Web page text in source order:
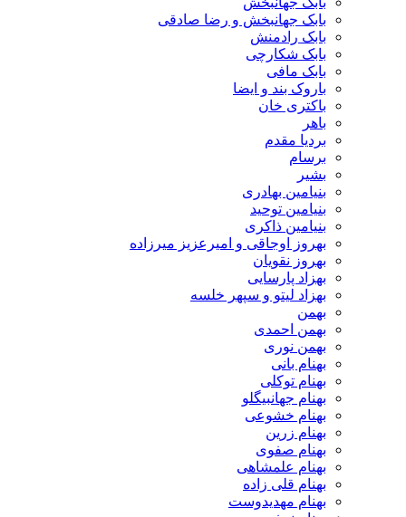
بابک جهانبخش و رضا صادقی
بابک رادمنش
بابک شکارچی
بابک مافی
باروک بند و ایضا
باکتری خان
باهر
بردیا مقدم
برسام
بشیر
بنیامین بهادری
بنیامین توحید
بنیامین ذاکری
بهروز اوجاقی و امیرعزیز میرزاده
بهروز نقویان
بهزاد پارسایی
بهزاد لیتو و سپهر خلسه
بهمن
بهمن احمدی
بهمن نوری
بهنام بانی
بهنام توکلی
بهنام جهانبیگلو
بهنام خشوعی
بهنام زرین
بهنام صفوی
بهنام علمشاهی
بهنام قلی زاده
بهنام مهدیدوست